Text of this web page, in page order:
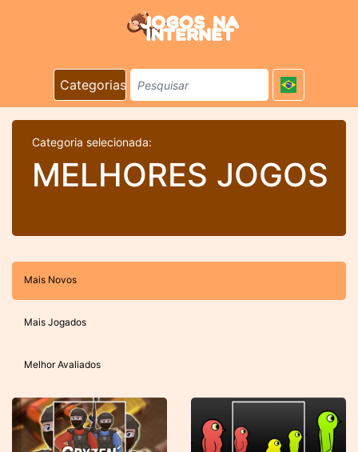
Categorias
Categoria selecionada:
MELHORES JOGOS
Mais Novos
Mais Jogados
Melhor Avaliados